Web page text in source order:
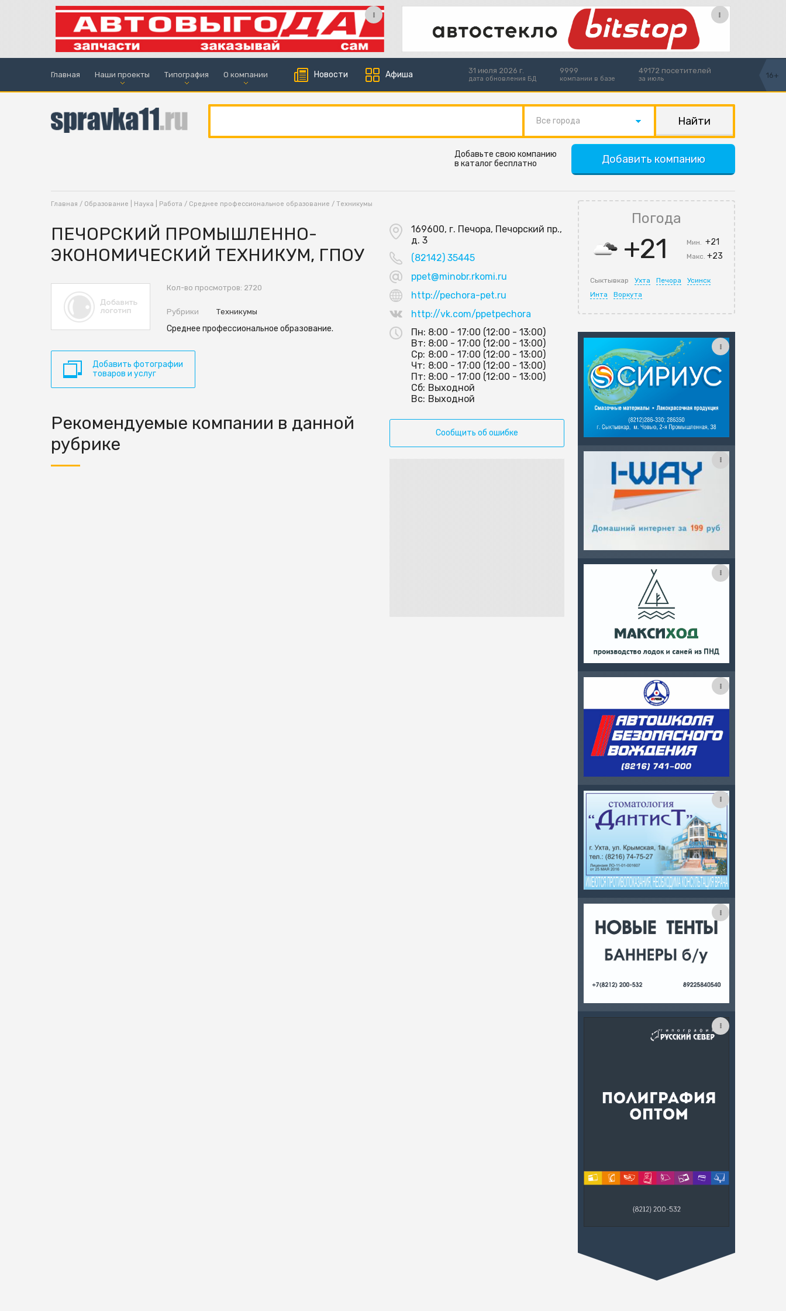
Главная Наши проекты Типография О компании Новости Афиша 31 июля 2026 г.
дата обновления БД
9999
компании в базе
49172 посетителей
за июль 16+
Все города
Добавить компанию
Добавьте свою компанию
в каталог бесплатно
Главная / Образование | Наука | Работа / Среднее профессиональное образование / Техникумы
ПЕЧОРСКИЙ ПРОМЫШЛЕННО-
ЭКОНОМИЧЕСКИЙ ТЕХНИКУМ, ГПОУ
Кол-во просмотров: 2720
Рубрики Техникумы
Среднее профессиональное образование.
169600, г. Печора, Печорский пр.,
д. 3
(82142) 35445
ppet@minobr.rkomi.ru
http://pechora-pet.ru
http://vk.com/ppetpechora
Пн: 8:00 - 17:00 (12:00 - 13:00)
Вт: 8:00 - 17:00 (12:00 - 13:00)
Ср: 8:00 - 17:00 (12:00 - 13:00)
Чт: 8:00 - 17:00 (12:00 - 13:00)
Пт: 8:00 - 17:00 (12:00 - 13:00)
Сб: Выходной
Вс: Выходной
Сообщить об ошибке
Добавить фотографии
товаров и услуг
Рекомендуемые компании в данной
рубрике
Погода
+21 Мин.+21
Макс.+23
Сыктывкар Ухта Печора
Усинск
Инта
Воркута